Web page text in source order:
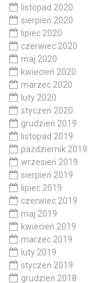
listopad 2020
sierpień 2020
lipiec 2020
czerwiec 2020
maj 2020
kwiecień 2020
marzec 2020
luty 2020
styczeń 2020
grudzień 2019
listopad 2019
październik 2019
wrzesień 2019
sierpień 2019
lipiec 2019
czerwiec 2019
maj 2019
kwiecień 2019
marzec 2019
luty 2019
styczeń 2019
grudzień 2018